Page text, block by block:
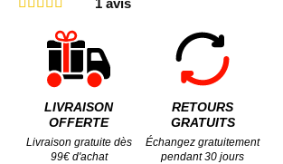
1 avis
LIVRAISON
OFFERTE
Livraison gratuite dès
99€ d'achat
RETOURS
GRATUITS
Échangez gratuitement
pendant 30 jours